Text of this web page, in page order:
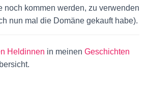
noch kommen werden, zu verwenden
nun mal die Domäne gekauft habe).
Heldinnen in meinen Geschichten